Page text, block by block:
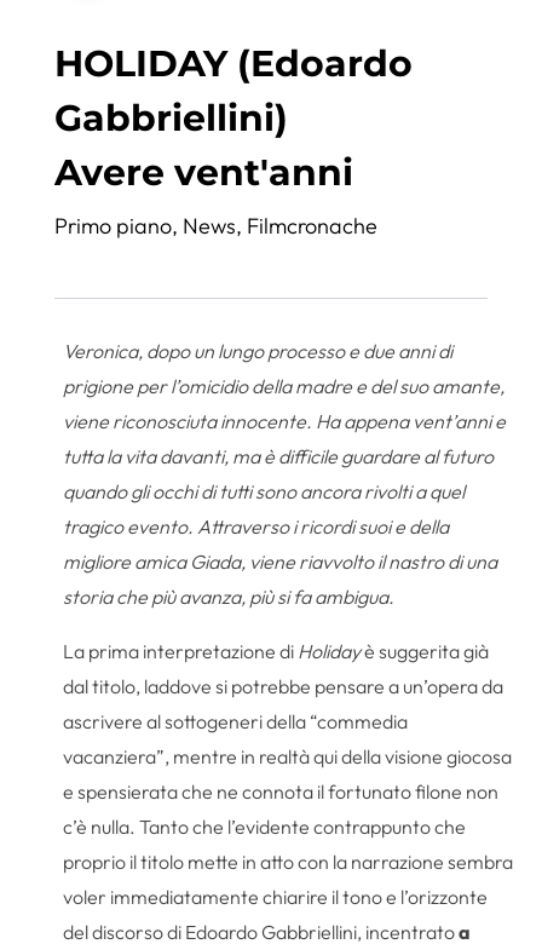
HOLIDAY (Edoardo
Gabbriellini)
Avere vent'anni
Primo piano, News, Filmcronache
Veronica, dopo un lungo processo e due anni di
prigione per l’omicidio della madre e del suo amante,
viene riconosciuta innocente. Ha appena vent’anni e
tutta la vita davanti, ma è difficile guardare al futuro
quando gli occhi di tutti sono ancora rivolti a quel
tragico evento. Attraverso i ricordi suoi e della
migliore amica Giada, viene riavvolto il nastro di una
storia che più avanza, più si fa ambigua.
La prima interpretazione di Holidayè suggerita già
dal titolo, laddove si potrebbe pensare a un’opera da
ascrivere al sottogeneri della “commedia
vacanziera”, mentre in realtà qui della visione giocosa
e spensierata che ne connota il fortunato filone non
c’è nulla. Tanto che l’evidente contrappunto che
proprio il titolo mette in atto con la narrazione sembra
voler immediatamente chiarire il tono e l’orizzonte
del discorso di Edoardo Gabbriellini, incentratoa